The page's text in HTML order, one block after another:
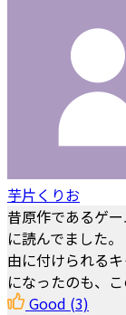
芋片くりお
昔原作であるゲ
に読んでました
由に付けられる
になったのも、
Good (3)